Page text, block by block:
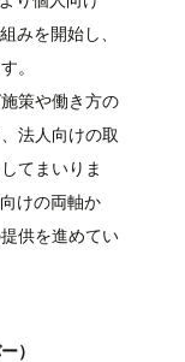
みを開始し、
。
策や働き方の
法人向けの取
てまいりま
けの両軸か
供を進めてい
）